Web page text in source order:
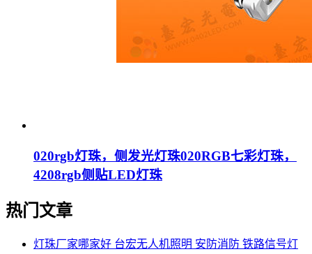
020rgb灯珠，侧发光灯珠020RGB七彩灯珠，
4208rgb侧贴LED灯珠
热门文章
灯珠厂家哪家好 台宏无人机照明 安防消防 铁路信号灯